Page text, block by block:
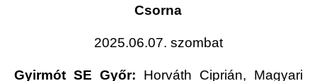
Csorna
2025.06.07. szombat
Gyirmót SE Győr: Horváth Ciprián, Magyari